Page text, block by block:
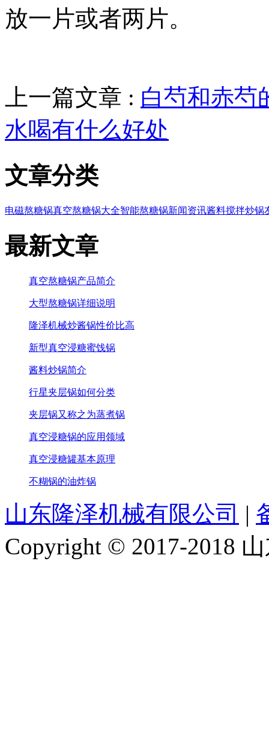
放一片或者两片。
上一篇文章 : 白芍和赤芍
水喝有什么好处
文章分类
电磁熬糖锅真空熬糖锅大全智能熬糖锅新闻资讯酱料搅拌炒锅
最新文章
真空熬糖锅产品简介
大型熬糖锅详细说明
隆泽机械炒酱锅性价比高
新型真空浸糖蜜饯锅
酱料炒锅简介
行星夹层锅如何分类
夹层锅又称之为蒸煮锅
真空浸糖锅的应用领域
真空浸糖罐基本原理
不糊锅的油炸锅
山东隆泽机械有限公司 |
Copyright © 2017-2018